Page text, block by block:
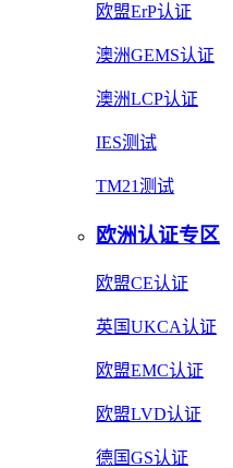
欧盟ErP认证
澳洲GEMS认证
澳洲LCP认证
IES测试
TM21测试
欧洲认证专区
欧盟CE认证
英国UKCA认证
欧盟EMC认证
欧盟LVD认证
德国GS认证